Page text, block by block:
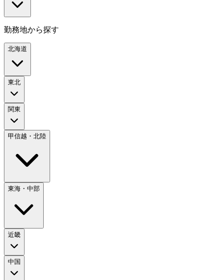
勤務地から探す
北海道
東北
関東
甲信越・北陸
東海・中部
近畿
中国